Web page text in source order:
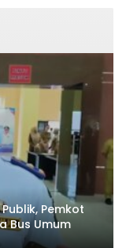
Pemkot
Bus Umum